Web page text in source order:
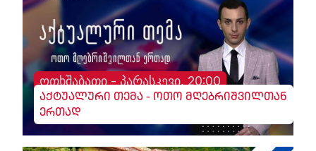
ოთხშაბათი - პარასკევი, 20:00
აქტუალური თემა - ოთო მღებრიშვილთან
ერთად